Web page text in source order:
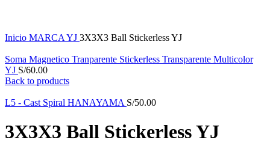
Inicio MARCA YJ 3X3X3 Ball Stickerless YJ
Soma Magnetico Tranparente Stickerless Transparente Multicolor
YJ S/60.00
Back to products
L5 - Cast Spiral HANAYAMA S/50.00
3X3X3 Ball Stickerless YJ